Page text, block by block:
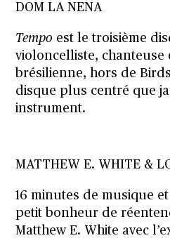
DOM LA NENA
Tempo est le troisième
violoncelliste, chanteuse
brésilienne, hors de
disque plus centré que
instrument.
MATTHEW E. WHITE &
16 minutes de musique
petit bonheur de
Matthew E. White avec